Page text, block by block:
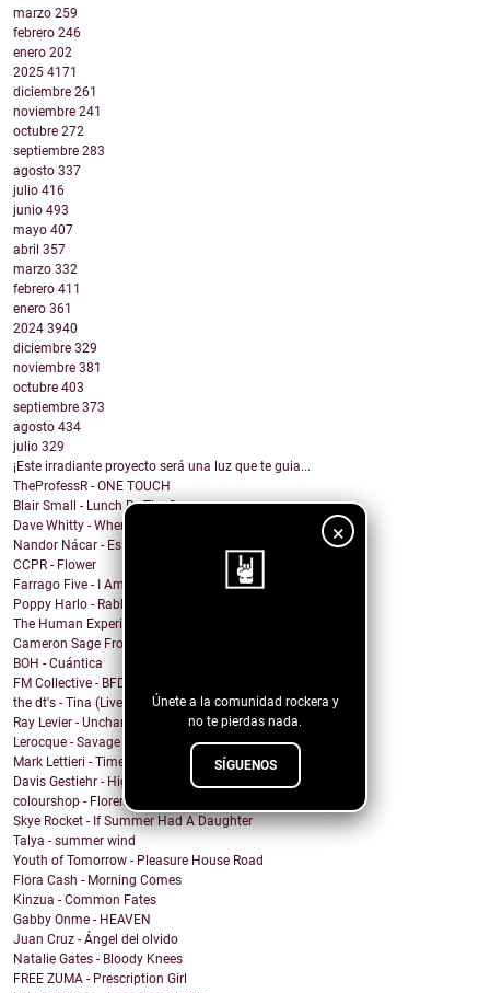
×
Únete a la comunidad rockera y
no te pierdas nada.
SÍGUENOS
marzo 259
febrero 246
enero 202
2025 4171
diciembre 261
noviembre 241
octubre 272
septiembre 283
agosto 337
julio 416
junio 493
mayo 407
abril 357
marzo 332
febrero 411
enero 361
2024 3940
diciembre 329
noviembre 381
octubre 403
septiembre 373
agosto 434
julio 329
¡Este irradiante proyecto será una luz que te guia...
TheProfessR - ONE TOUCH
Blair Small - Lunch By The Sea
Dave Whitty - Where I Belong
Nandor Nácar - Es que así será
CCPR - Flower
Farrago Five - I Am Your Stone
Poppy Harlo - Rabbit Hole
The Human Experience - THIS ISN'T REAL (and i call...
Cameron Sage From - You Won
BOH - Cuántica
FM Collective - BFD
the dt's - Tina (Live at Lakehouse Studios)
Ray Levier - Uncharted Destiny
Lerocque - Savage
Mark Lettieri - Time After Time (Cyndi Lauper Cover)
Davis Gestiehr - High
colourshop - Florence
Skye Rocket - If Summer Had A Daughter
Talya - summer wind
Youth of Tomorrow - Pleasure House Road
Flora Cash - Morning Comes
Kinzua - Common Fates
Gabby Onme - HEAVEN
Juan Cruz - Ángel del olvido
Natalie Gates - Bloody Knees
FREE ZUMA - Prescription Girl